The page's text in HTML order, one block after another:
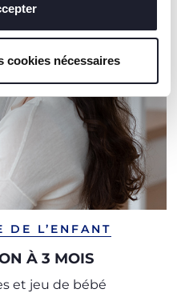
cookies nécessaires
DE L’ENFANT
À 3 MOIS
et jeu de bébé